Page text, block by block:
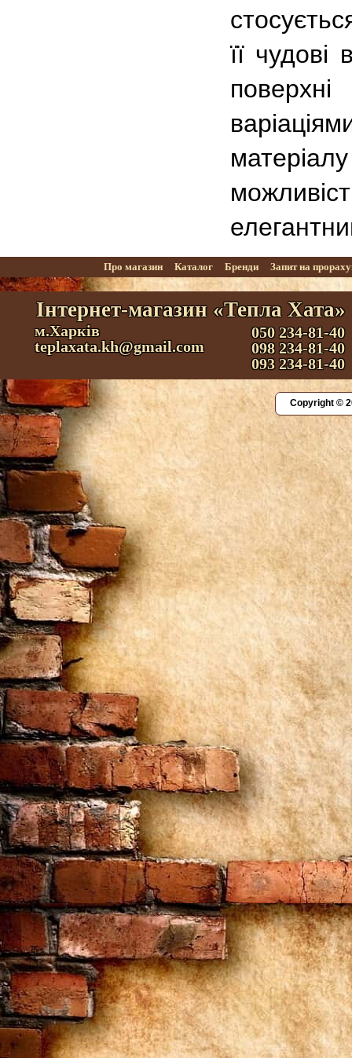
її чудові
Про магазин Каталог Бренди Запит на
Інтернет-магазин «Тепла Хата»
м.Харків
teplaxata.kh@gmail.com
050 234-81-40
098 234-81-40
093 234-81-40
Copyright ©